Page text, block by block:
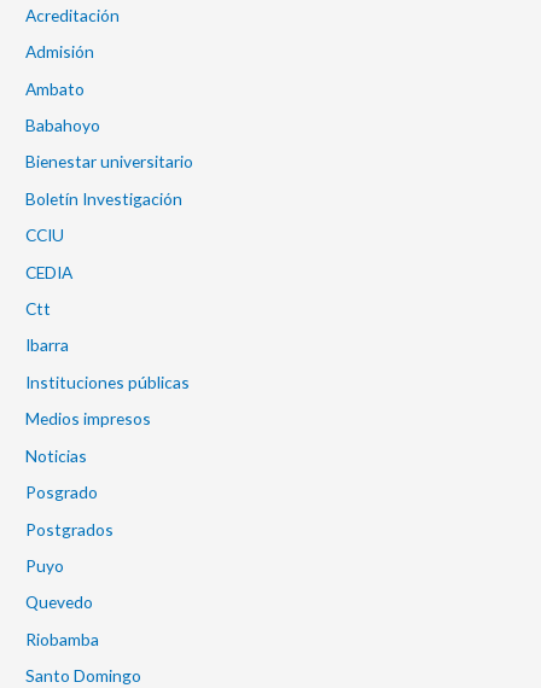
Acreditación
Admisión
Ambato
Babahoyo
Bienestar universitario
Boletín Investigación
CCIU
CEDIA
Ctt
Ibarra
Instituciones públicas
Medios impresos
Noticias
Posgrado
Postgrados
Puyo
Quevedo
Riobamba
Santo Domingo